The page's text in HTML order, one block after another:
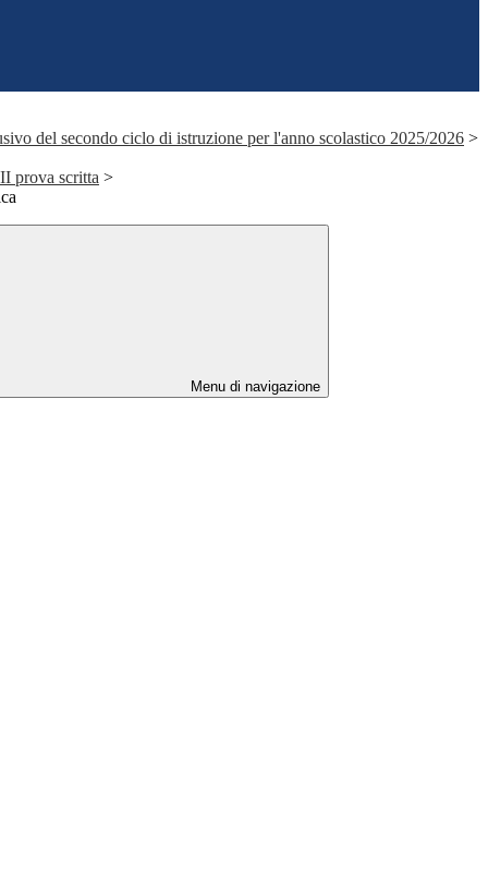
del secondo ciclo di istruzione per l'anno scolastico 2025/2026 >
prova scritta >
Menu di navigazione